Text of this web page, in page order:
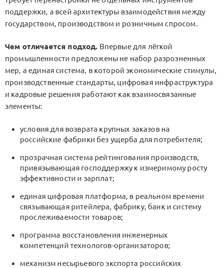
поддержки, а всей архитектуры взаимодействия между
государством, производством и розничным спросом.
Чем отличается подход. Впервые для лёгкой
промышленности предложены не набор разрозненных
мер, а единая система, в которой экономические стимулы,
производственные стандарты, цифровая инфраструктура
и кадровые решения работают как взаимосвязанные
элементы:
условия для возврата крупных заказов на
российские фабрики без ущерба для потребителя;
прозрачная система рейтингования производств,
привязывающая господдержку к измеримому росту
эффективности и зарплат;
единая цифровая платформа, в реальном времени
связывающая ритейлера, фабрику, банк и систему
прослеживаемости товаров;
программа восстановления инженерных
компетенций технологов-организаторов;
механизм несырьевого экспорта российских